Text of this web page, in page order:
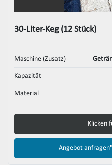
30-Liter-Keg (12 Stück)
Maschine (Zusatz)
Kapazität
Material
Klicken
Angebot